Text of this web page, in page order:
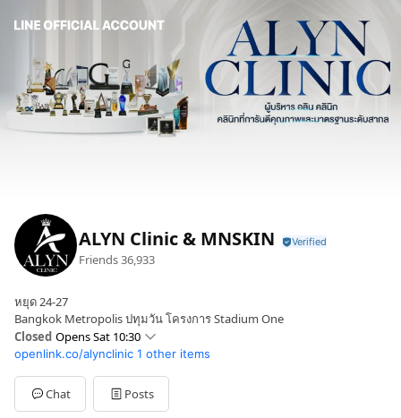
ALYN Clinic & MNSKIN
Friends36,933
หยุด 24-27
Bangkok Metropolis ปทุมวัน โครงการ Stadium One
Closed Opens Sat 10:30
Sun10:30 - 19:30
MonClosed
Tue10:30 - 19:30
Wed10:30 - 19:30
openlink.co/alynclinic 1 other items
Chat Posts